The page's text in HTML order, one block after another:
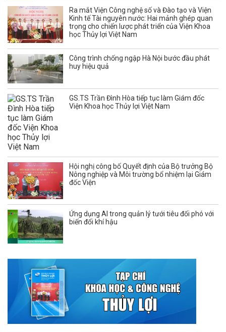
Ra mắt Viện Công nghệ số và Đào tạo và Viện
Kinh tế Tài nguyên nước: Hai mảnh ghép quan
trọng cho chiến lược phát triển của Viện Khoa
học Thủy lợi Việt Nam
Công trình chống ngập Hà Nội bước đầu phát
huy hiệu quả
GS.TS Trần Đình Hòa tiếp tục làm Giám đốc
Viện Khoa học Thủy lợi Việt Nam
Hội nghị công bố Quyết định của Bộ trưởng Bộ
Nông nghiệp và Môi trường bổ nhiệm lại Giám
đốc Viện
Ứng dụng AI trong quản lý tưới tiêu đối phó với
biến đổi khí hậu